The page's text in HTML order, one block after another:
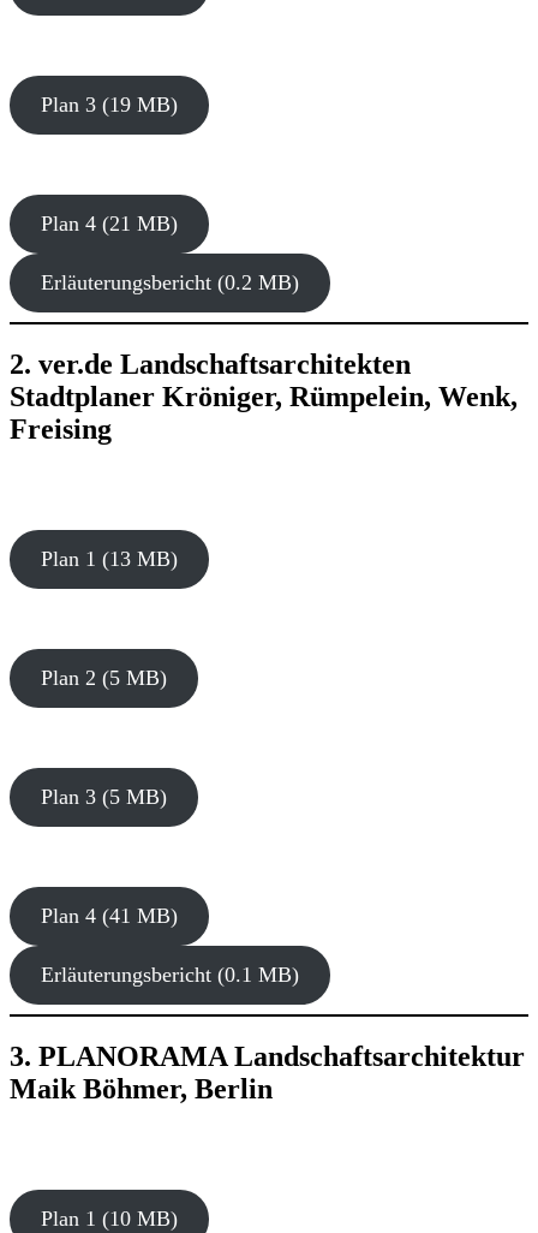
Plan 3 (19 MB)
Plan 4 (21 MB)
Erläuterungsbericht (0.2 MB)
2. ver.de Landschaftsarchitekten
Stadtplaner Kröniger, Rümpelein, Wenk,
Freising
Plan 1 (13 MB)
Plan 2 (5 MB)
Plan 3 (5 MB)
Plan 4 (41 MB)
Erläuterungsbericht (0.1 MB)
3. PLANORAMA Landschaftsarchitektur
Maik Böhmer, Berlin
Plan 1 (10 MB)